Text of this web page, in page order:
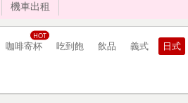
機車出租
咖啡寄杯 吃到飽 飲品 義式 日式